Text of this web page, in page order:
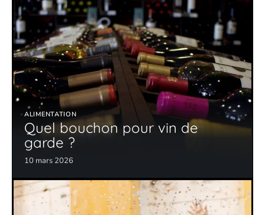
ALIMENTATION
Quel bouchon pour vin de
garde ?
10 mars 2026